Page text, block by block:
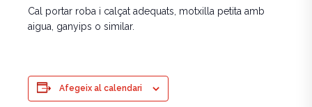
Cal portar roba i calçat adequats, motxilla petita amb
aigua, ganyips o similar.
Afegeix al calendari